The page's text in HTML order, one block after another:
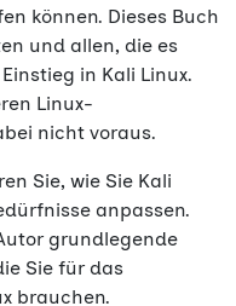
können. Dieses Buch
und allen, die es
in Kali Linux.
Linux-
nicht voraus.
Sie, wie Sie Kali
anpassen.
grundlegende
Sie für das
brauchen.